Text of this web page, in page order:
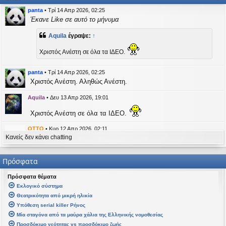
εις
η
panta • Τρί 14 Απρ 2026, 02:25
Έκανε Like σε αυτό το μήνυμα
Aquila έγραψε: ↑
Χριστός Ανέστη σε όλα τα ΙΔΕΟ.
panta • Τρί 14 Απρ 2026, 02:25
Χριστός Ανέστη. Αληθώς Ανέστη.
Aquila • Δευ 13 Απρ 2026, 19:01
Χριστός Ανέστη σε όλα τα ΙΔΕΟ.
OTTO • Κυρ 12 Απρ 2026, 02:11
likes this message
kat_womanέγραψε:↑
pantaέγραψε:↑
Καλή Μεγάλη Εβδομάδα. Καλή Ανάσταση.
Καλή Ανάσταση σε όλους!
Κανείς δεν κάνει chatting
Πρόσφατα
Πρόσφατα θέματα
Εκλογικό σύστημα
Θεατρικότητα από μικρή ηλικία
Υπόθεση serial killer Ρήνος
Μία σταγόνα από τα μαύρα χάλια της Ελληνικής νομοθεσίας
Προσδόκιμο νεότητας vs προσδόκιμο ζωής